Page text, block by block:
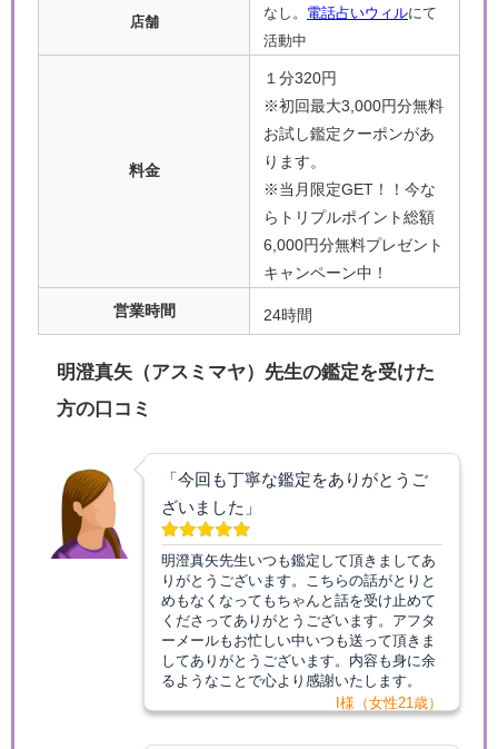
店舗
なし。 電話占いウィルにて
活動中
料金
１分320円
※初回最大3,000円分無料
お試し鑑定クーポンがあ
ります。
※当月限定GET！！今な
らトリプルポイント総額
6,000円分無料プレゼント
キャンペーン中！
営業時間 24時間
明澄真矢（アスミマヤ）先生の鑑定を受けた
方の口コミ
「今回も丁寧な鑑定をありがとうご
ざいました」
明澄真矢先生いつも鑑定して頂きましてあ
りがとうございます。こちらの話がとりと
めもなくなってもちゃんと話を受け止めて
くださってありがとうございます。アフタ
ーメールもお忙しい中いつも送って頂きま
してありがとうございます。内容も身に余
るようなことで心より感謝いたします。
I様（女性21歳）